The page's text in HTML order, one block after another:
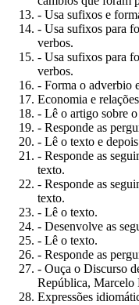
- Usa sufixos e
- Usa sufixos para
verbos.
- Usa sufixos para
verbos.
- Forma o adverbio
Economia e
- Lê o artigo sobre
- Responde as
- Lê o texto e
- Responde as
texto.
- Responde as
texto.
- Lê o texto.
- Desenvolve as
- Lê o texto.
- Responde as
- Ouça o Discurso
República, Marcelo
Expressões